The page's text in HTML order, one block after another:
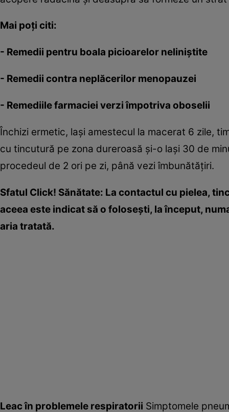
Mai poţi citi:
- Remedii pentru boala picioarelor neliniştite
- Remedii contra neplăcerilor menopauzei
- Remediile farmaciei verzi împotriva oboselii
Închizi ermetic, laşi amestecul la macerat 6 zile,
cu tincutură pe zona dureroasă şi-o laşi 30 de
procedeul de 2 ori pe zi, până vezi îmbunătăţiri.
Sfatul Click! Sănătate: La contactul cu pielea,
aceea este indicat să o foloseşti, la început,
aria tratată.
Leac în problemele respiratorii Simptomele